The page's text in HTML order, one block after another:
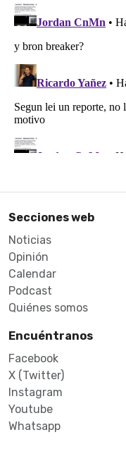
Secciones web
Noticias
Opinión
Calendar
Podcast
Quiénes somos
Encuéntranos
Facebook
X (Twitter)
Instagram
Youtube
Whatsapp